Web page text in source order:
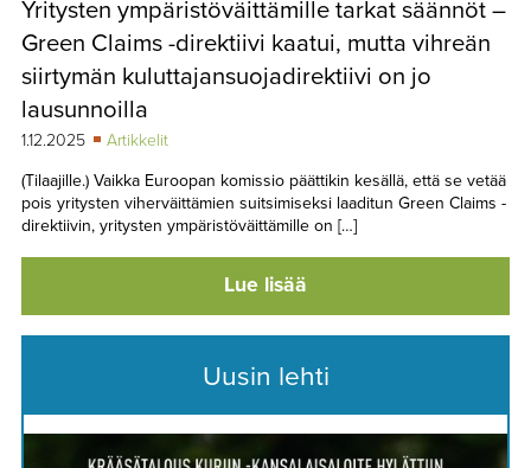
TAPAHTUMAT
YHTEYSTIEDOT
Yritysten ympäristöväittämille tarkat säännöt –
Green Claims -direktiivi kaatui, mutta vihreän
siirtymän kuluttajansuojadirektiivi on jo
lausunnoilla
1.12.2025
Artikkelit
(Tilaajille.) Vaikka Euroopan komissio päättikin kesällä, että se vetää
pois yritysten viherväittämien suitsimiseksi laaditun Green Claims -
direktiivin, yritysten ympäristöväittämille on […]
Lue lisää
Uusin lehti